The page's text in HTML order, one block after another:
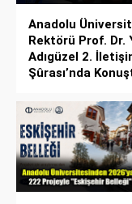
Anadolu
Rektörü Prof. Dr.
Adıgüzel 2.
Şûrası’nda